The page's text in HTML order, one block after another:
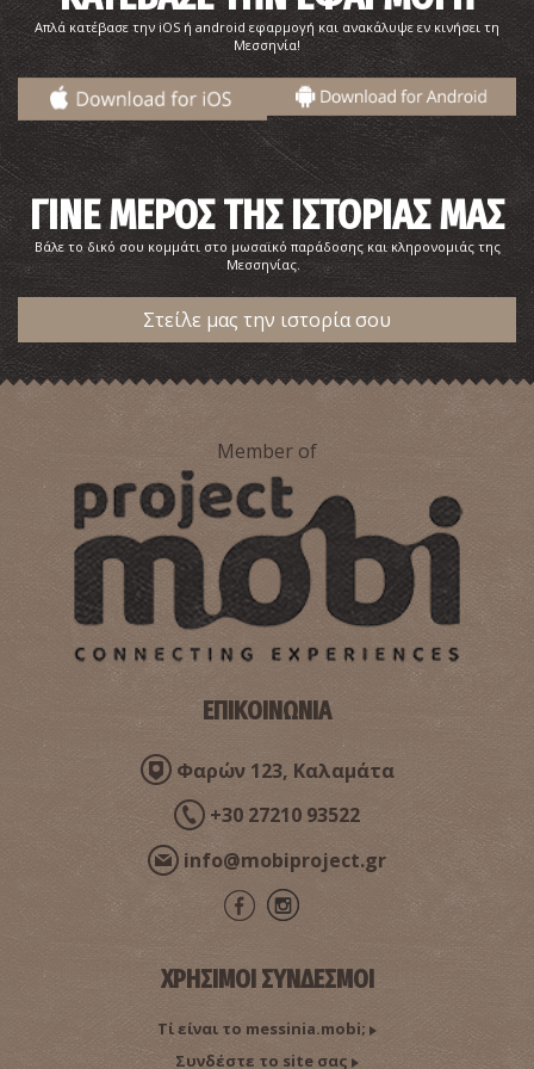
Απλά κατέβασε την iOS ή android εφαρμογή και ανακάλυψε εν κινήσει τη
Μεσσηνία!
ΓΙΝΕ ΜΕΡΟΣ ΤΗΣ ΙΣΤΟΡΙΑΣ ΜΑΣ
Βάλε το δικό σου κομμάτι στο μωσαϊκό παράδοσης και κληρονομιάς της
Μεσσηνίας.
Στείλε μας την ιστορία σου
Member of
ΕΠΙΚΟΙΝΩΝΙΑ
Φαρών 123, Καλαμάτα
+30 27210 93522
info@mobiproject.gr
ΧΡΗΣΙΜΟΙ ΣΥΝΔΕΣΜΟΙ
Τί είναι το messinia.mobi;
Συνδέστε το site σας